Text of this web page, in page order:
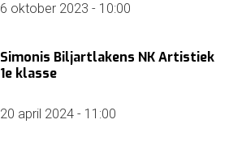
6 oktober 2023 - 10:00
Simonis Biljartlakens NK Artistiek
1e klasse
20 april 2024 - 11:00